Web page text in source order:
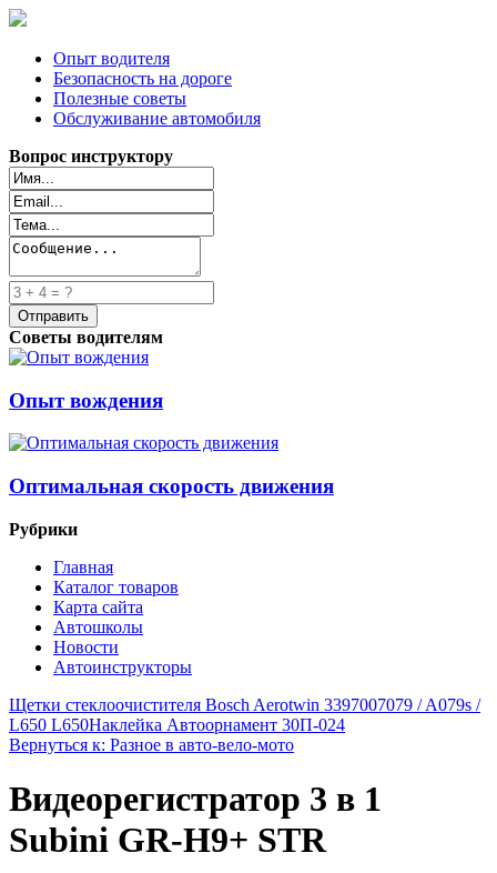
Опыт водителя
Безопасность на дороге
Полезные советы
Обслуживание автомобиля
Вопрос инструктору
Советы водителям
Опыт вождения
Оптимальная скорость движения
Рубрики
Главная
Каталог товаров
Карта сайта
Автошколы
Новости
Автоинструкторы
Щетки стеклоочистителя Bosch Aerotwin 3397007079 / A079s /
L650 L650Наклейка Автоорнамент 30П-024
Вернуться к: Разное в авто-вело-мото
Видеорегистратор 3 в 1
Subini GR-H9+ STR